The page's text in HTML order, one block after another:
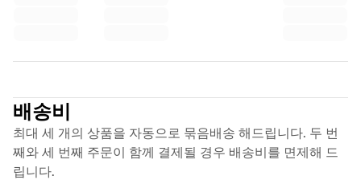
글로리 킥복싱
이용 방법
셔츠 액자 제작
셔츠 정품 인증
내 컬렉션
배송비
최대 세 개의 상품을 자동으로 묶음배송 해드립니다. 두 번
째와 세 번째 주문이 함께 결제될 경우 배송비를 면제해 드
립니다.